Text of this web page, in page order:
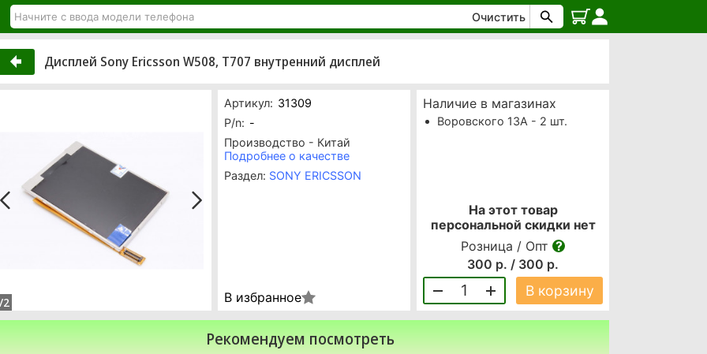
Очистить
Дисплей Sony Ericsson W508, T707 внутренний дисплей
2
Артикул: 31309
P/n: -
Производство - Китай
Подробнее о качестве
Раздел: SONY ERICSSON
В избранное
Наличие в магазинах
Воровского 13А - 2 шт.
На этот товар
персональной скидки нет
Розница / Опт
300 р. / 300 р.
1 В корзину
Рекомендуем посмотреть